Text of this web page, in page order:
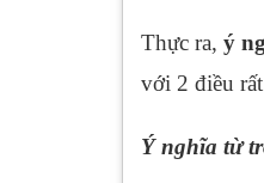
Thực ra, ý
với 2 điều
Ý nghĩa từ